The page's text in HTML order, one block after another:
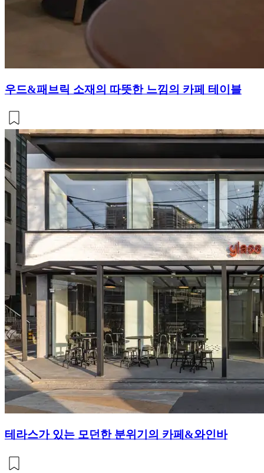
우드&패브릭 소재의 따뜻한 느낌의 카페 테이블
테라스가 있는 모던한 분위기의 카페&와인바